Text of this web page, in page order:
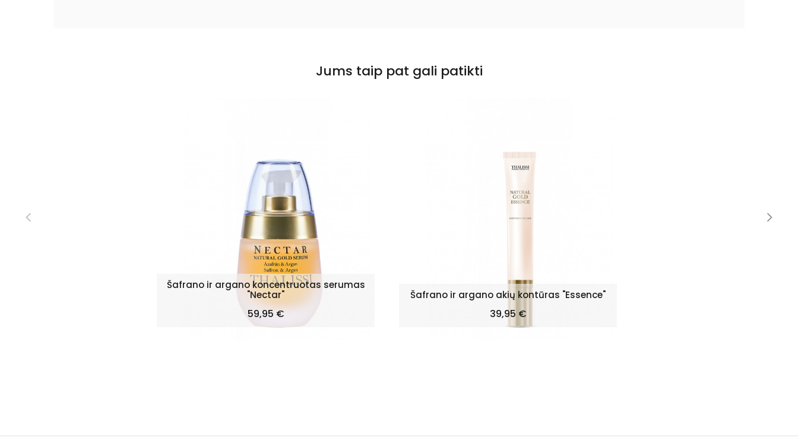
Jums taip pat gali patikti
Šafrano ir argano koncentruotas serumas
"Nectar"
Kaina
59,95 €
Šafrano ir argano akių kontūras "Essence"
Kaina
39,95 €